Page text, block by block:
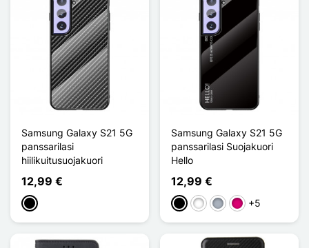
Samsung Galaxy S21 5G
panssarilasi
hiilikuitusuojakuori
12,99 €
Musta
Samsung Galaxy S21 5G
panssarilasi Suojakuori
Hello
12,99 €
MustaValkoinen
HarmaaMagenta
+5